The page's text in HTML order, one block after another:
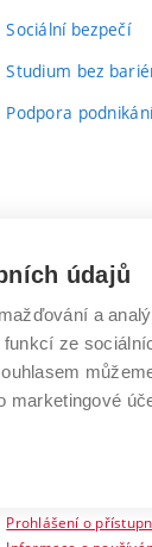
Sociální bezpečí
Studium bez
Podpora
VYSOKÉ
Antonínská 548/1
602 00 Brno
Prohlášení o
údajů
a
ze
marketingové